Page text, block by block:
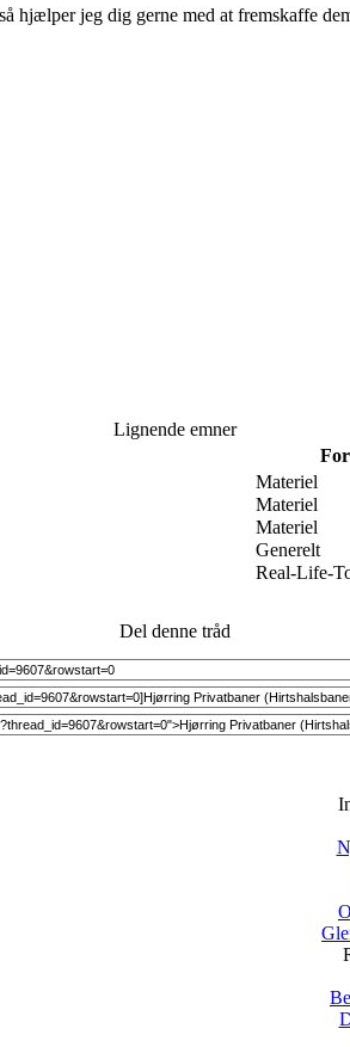
hjælper jeg dig gerne med at fremskaffe
Lignende emner
Materiel
Materiel
Materiel
Generelt
Real-Life-
Del denne tråd